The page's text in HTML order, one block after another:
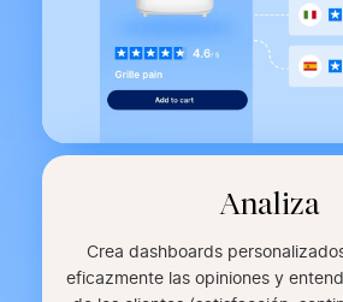
Analiza
Crea dashboards
eficazmente las opiniones y